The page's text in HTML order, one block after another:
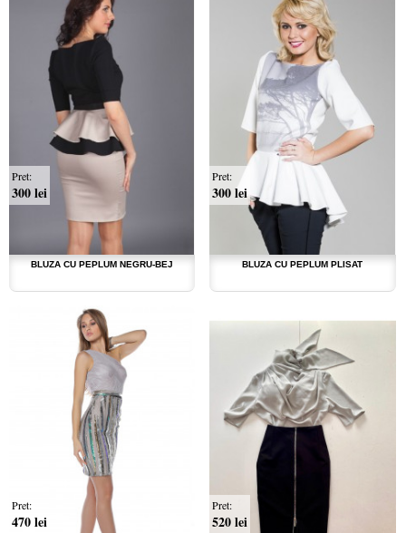
BLUZA CU PEPLUM NEGRU-BEJ
Pret:
300 lei
BLUZA CU PEPLUM PLISAT
Pret:
300 lei
Pret:
470 lei
Pret:
520 lei